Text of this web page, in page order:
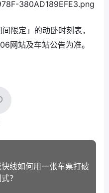
限定」的动卧时刻表，
网站及车站公告为准。
线如何用一张车票打破
？